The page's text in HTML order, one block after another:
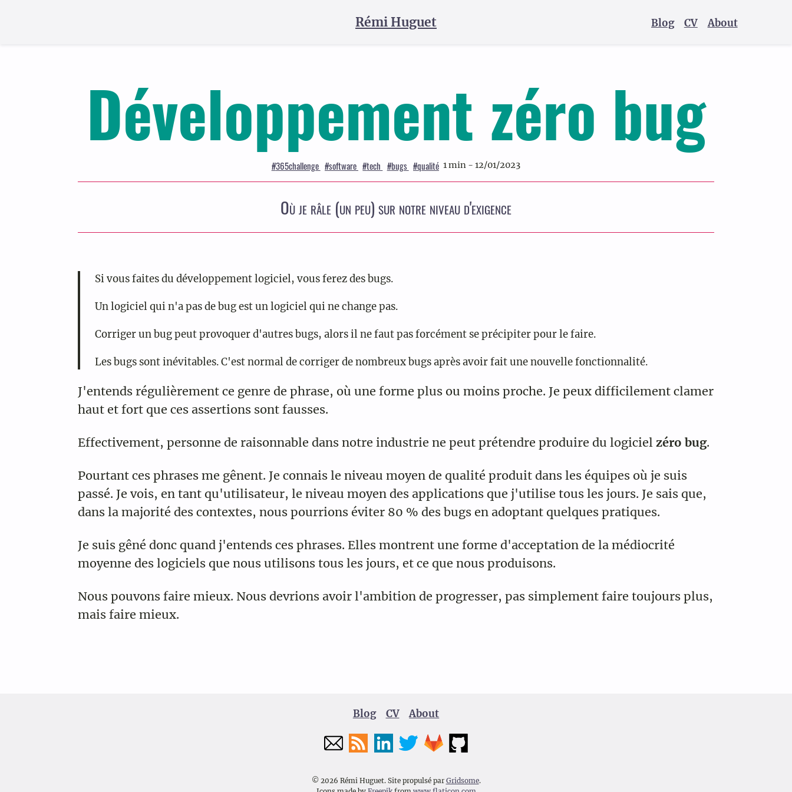
Rémi Huguet Blog CV About
Développement zéro bug
#365challenge #software #tech #bugs #qualité 1 min - 12/01/2023
Où je râle (un peu) sur notre niveau d'exigence
Si vous faites du développement logiciel, vous ferez des bugs.
Un logiciel qui n'a pas de bug est un logiciel qui ne change pas.
Corriger un bug peut provoquer d'autres bugs, alors il ne faut pas forcément se précipiter pour le faire.
Les bugs sont inévitables. C'est normal de corriger de nombreux bugs après avoir fait une nouvelle fonctionnalité.
J'entends régulièrement ce genre de phrase, où une forme plus ou moins proche. Je peux difficilement clamer
haut et fort que ces assertions sont fausses.
Effectivement, personne de raisonnable dans notre industrie ne peut prétendre produire du logiciel zéro bug.
Pourtant ces phrases me gênent. Je connais le niveau moyen de qualité produit dans les équipes où je suis
passé. Je vois, en tant qu'utilisateur, le niveau moyen des applications que j'utilise tous les jours. Je sais que,
dans la majorité des contextes, nous pourrions éviter 80 % des bugs en adoptant quelques pratiques.
Je suis gêné donc quand j'entends ces phrases. Elles montrent une forme d'acceptation de la médiocrité
moyenne des logiciels que nous utilisons tous les jours, et ce que nous produisons.
Nous pouvons faire mieux. Nous devrions avoir l'ambition de progresser, pas simplement faire toujours plus,
mais faire mieux.
Blog CV About
© 2026 Rémi Huguet.Site propulsé parGridsome.